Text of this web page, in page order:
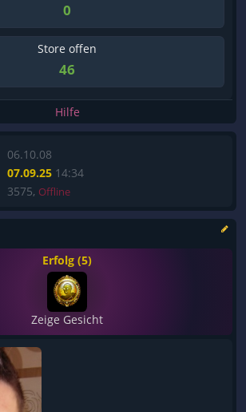
0
Store offen
46
Hilfe
06.10.08
07.09.25 14:34
3575, Offline
Erfolg (5)
Zeige Gesicht